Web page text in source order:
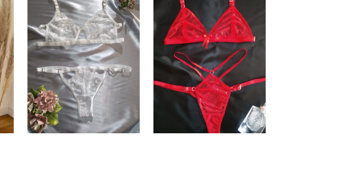
Conjunto erótico de encaje
Blanco – ALMA
$8.500,00
Conjunto de plumeti Rojo –
AMELIA
$10.000,00